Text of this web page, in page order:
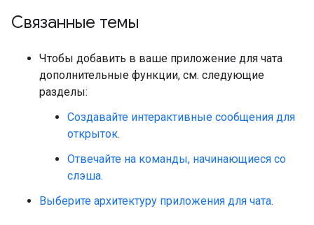
Связанные темы
Чтобы добавить в ваше приложение для чата
дополнительные функции, см. следующие
разделы:
Создавайте интерактивные сообщения для
открыток.
Отвечайте на команды, начинающиеся со
слэша.
Выберите архитектуру приложения для чата.